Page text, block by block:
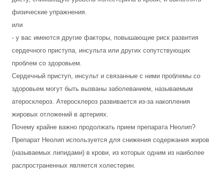
физические упражнения.
или
- у вас имеются другие факторы, повышающие риск развития
сердечного приступа, инсульта или других сопутствующих
проблем со здоровьем.
Сердечный приступ, инсульт и связанные с ними проблемы со
здоровьем могут быть вызваны заболеванием, называемым
атеросклероз. Атеросклероз развивается из-за накопления
жировых отложений в артериях.
Почему крайне важно продолжать прием препарата Неолип?
Препарат Неолип используется для снижения содержания жиров
(называемых липидами) в крови, из которых одним из наиболее
распространенных является холестерин.